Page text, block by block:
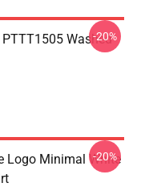
Washed
-20%
Logo Minimal White
-20%